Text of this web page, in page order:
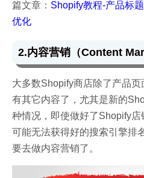
篇文章： Shopify教程-产品标
优化
2.内容营销（Content
大多数Shopify商店除了产品
有其它内容了，尤其是新的
种情况，即使做好了Shopify
可能无法获得好的搜索引擎排
要去做内容营销了。